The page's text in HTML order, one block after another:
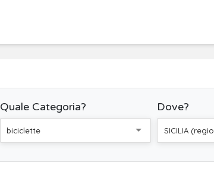
Quale Categoria?
biciclette
Dove?
SICILIA